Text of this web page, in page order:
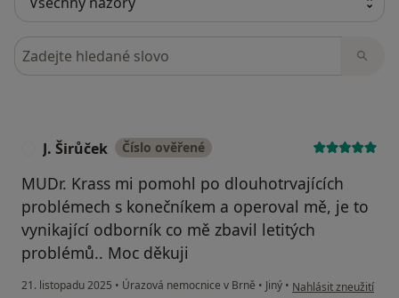
Hledejte v názorech
J. Širůček Číslo ověřené
MUDr. Krass mi pomohl po dlouhotrvajících
problémech s konečníkem a operoval mě, je to
vynikající odborník co mě zbavil letitých
problémů.. Moc děkuji
21. listopadu 2025 • Úrazová nemocnice v Brně • Jiný • podle názoru
Nahlásit zneužití